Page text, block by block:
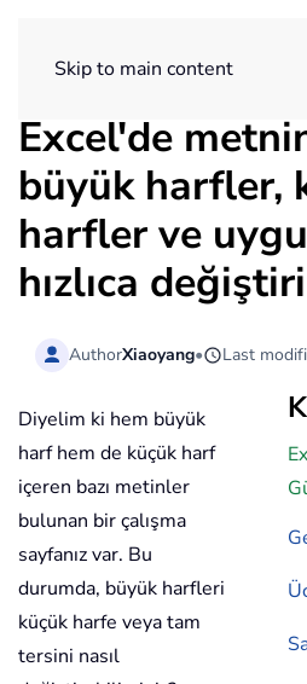
Skip to main content
Excel'de
büyük harfler,
harfler ve
hızlıca
AuthorXiaoyang• Last
Diyelim ki hem büyük
harf hem de küçük harf
içeren bazı metinler
bulunan bir çalışma
sayfanız var. Bu
durumda, büyük harfleri
küçük harfe veya tam
tersini nasıl